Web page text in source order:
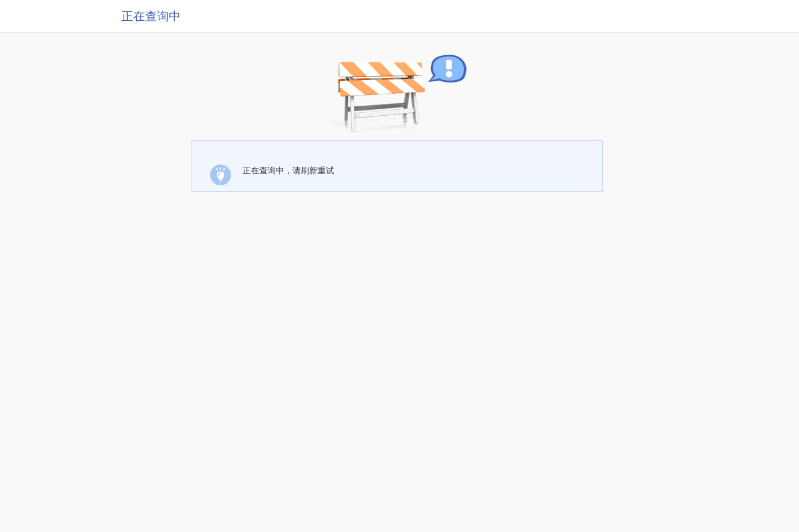
正在查询中
正在查询中，请刷新重试